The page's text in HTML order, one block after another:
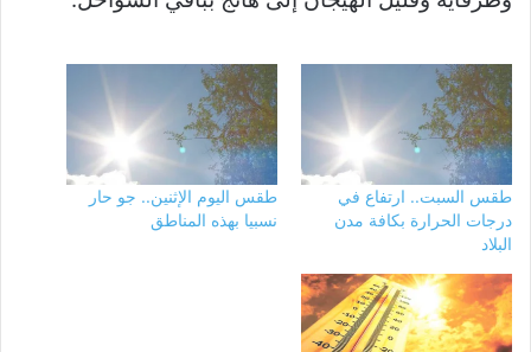
طقس السبت.. ارتفاع في
درجات الحرارة بكافة مدن
البلاد
طقس اليوم الإثنين.. جو حار
نسبيا بهذه المناطق